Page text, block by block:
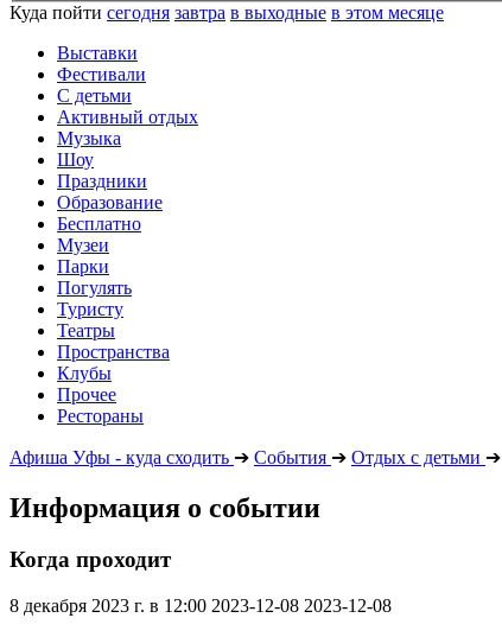
Куда пойти сегодня завтра в выходные в этом месяце
Выставки
Фестивали
С детьми
Активный отдых
Музыка
Шоу
Праздники
Образование
Бесплатно
Музеи
Парки
Погулять
Туристу
Театры
Пространства
Клубы
Прочее
Рестораны
Афиша Уфы - куда сходить ➔ События ➔ Отдых с детьми ➔
Информация о событии
Когда проходит
8 декабря 2023 г. в 12:00 2023-12-08 2023-12-08